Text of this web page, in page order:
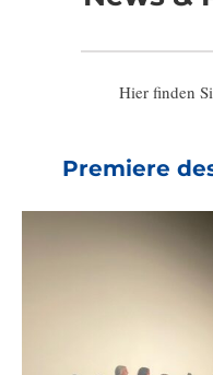
Hier finden
Premiere